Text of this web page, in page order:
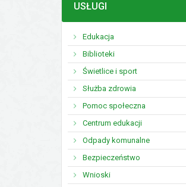
MENU
USŁUGI
Edukacja
Biblioteki
Świetlice i sport
Służba zdrowia
Pomoc społeczna
Centrum edukacji
Odpady komunalne
Bezpieczeństwo
Wnioski